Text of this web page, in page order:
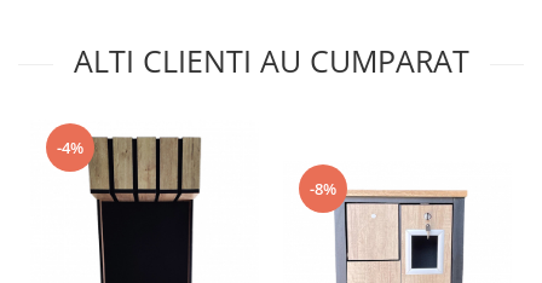
ALTI CLIENTI AU CUMPARAT
-4%
-8%